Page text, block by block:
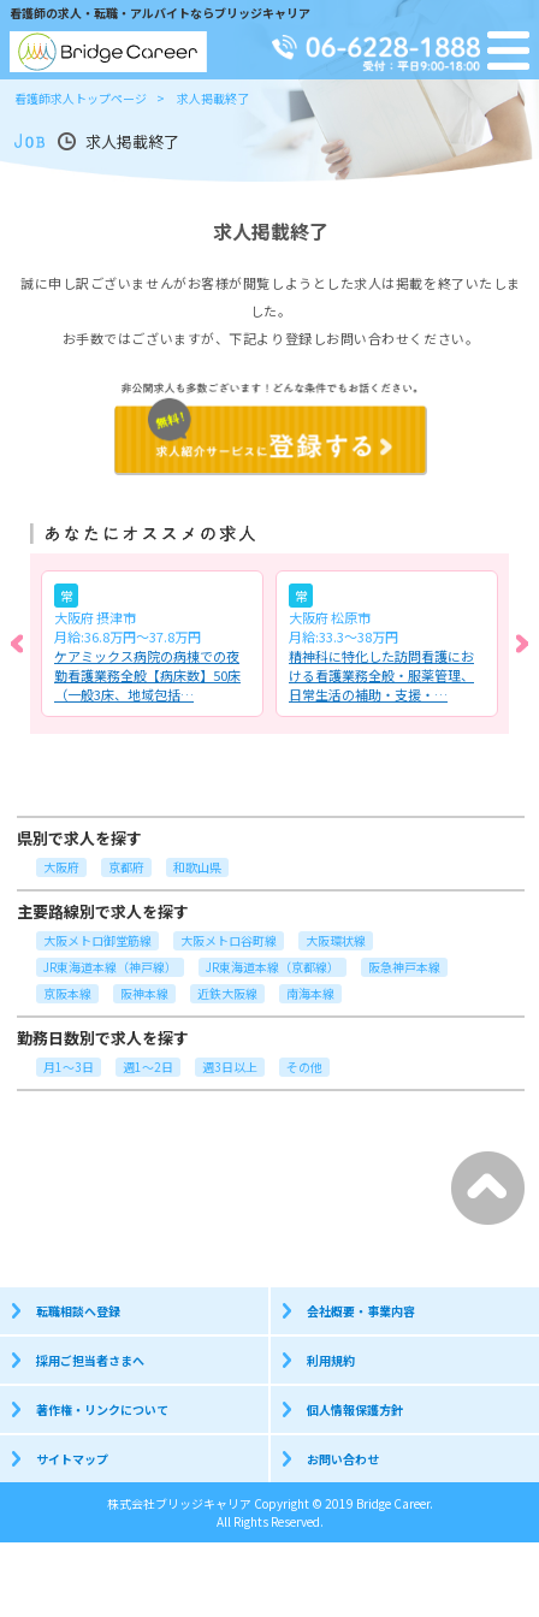
看護師の求人・転職・アルバイトならブリッジキャリア
看護師求人トップページ 求人掲載終了
求人掲載終了
求人掲載終了
誠に申し訳ございませんがお客様が閲覧しようとした求人は掲載を終了いたしま
した。
お手数ではございますが、下記より登録しお問い合わせください。
常
大阪府 摂津市
月給:36.8万円～37.8万円
ケアミックス病院の病棟での夜
勤看護業務全般【病床数】50床
（一般3床、地域包括…
常
大阪府 松原市
月給:33.3～38万円
精神科に特化した訪問看護にお
ける看護業務全般・服薬管理、
日常生活の補助・支援・…
県別で求人を探す
大阪府 京都府 和歌山県
主要路線別で求人を探す
大阪メトロ御堂筋線 大阪メトロ谷町線
大阪環状線
JR東海道本線（神戸線）
JR東海道本線（京都線）
阪急神戸本線
京阪本線
阪神本線 近鉄大阪線 南海本線
勤務日数別で求人を探す
月1～3日 週1～2日 週3日以上 その他
転職相談へ登録 会社概要・事業内容
採用ご担当者さまへ 利用規約
著作権・リンクについて 個人情報保護方針
サイトマップ お問い合わせ
株式会社ブリッジキャリア Copyright © 2019 Bridge Career.
All Rights Reserved.